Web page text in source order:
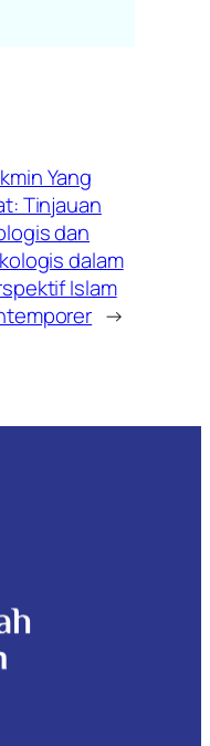
Yang
Tinjauan
dan
dalam
Islam
→